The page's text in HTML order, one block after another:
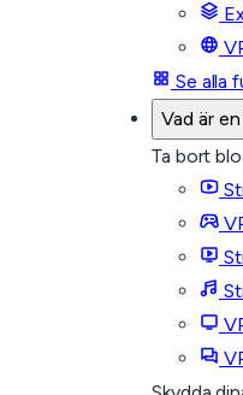
Se alla
Vad är
Ta bort